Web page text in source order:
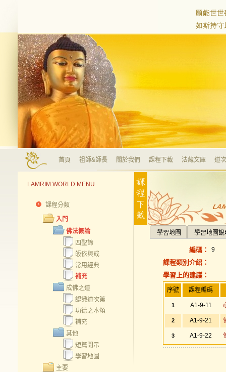
首頁 祖師&師長 關於我們 課程下載 法藏文庫 道
LAMRIM WORLD MENU
課程分類
入門
佛法概論
四聖諦
皈依與戒
常用經典
補充
成佛之道
認識道次第
功德之本頌
補充
其他
短篇開示
學習地圖
主要
學習地圖 學習地圖說
編碼： 9
課程類別介紹：
學習上的建議：
序號 課程編碼
1 A1-9-11
2 A1-9-21
3 A1-9-22